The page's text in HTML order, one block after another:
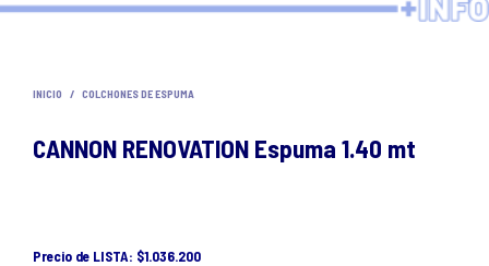
INICIO / COLCHONES DE ESPUMA
CANNON RENOVATION Espuma 1.40 mt
Precio de LISTA: $1.036.200